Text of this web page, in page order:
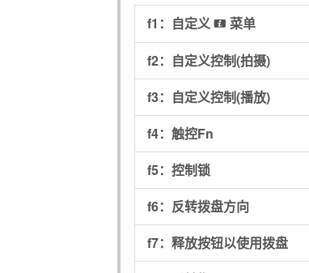
f1： 自定义 i 菜单
f2： 自定义控制(拍摄)
f3： 自定义控制(播放)
f4： 触控Fn
f5： 控制锁
f6： 反转拨盘方向
f7： 释放按钮以使用拨盘